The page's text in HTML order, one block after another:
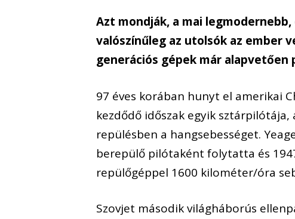
Azt mondják, a mai
valószínűleg az utolsók az ember
generációs gépek már
97 éves korában hunyt el amerikai
kezdődő időszak egyik
repülésben a hangsebességet.
berepülő pilótaként folytatta és
repülőgéppel 1600 kilométer/óra
Szovjet második világháborús